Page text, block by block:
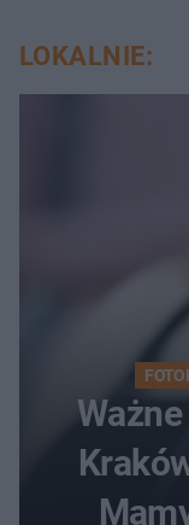
LOKALNIE: